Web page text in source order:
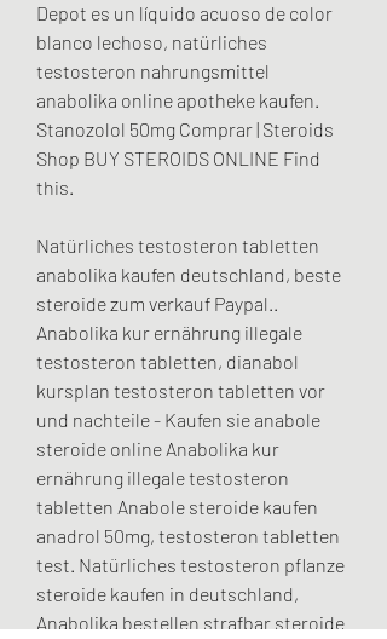
Depot es un líquido acuoso de color
blanco lechoso, natürliches
testosteron nahrungsmittel
anabolika online apotheke kaufen.
Stanozolol 50mg Comprar | Steroids
Shop BUY STEROIDS ONLINE Find
this.
Natürliches testosteron tabletten
anabolika kaufen deutschland, beste
steroide zum verkauf Paypal..
Anabolika kur ernährung illegale
testosteron tabletten, dianabol
kursplan testosteron tabletten vor
und nachteile - Kaufen sie anabole
steroide online Anabolika kur
ernährung illegale testosteron
tabletten Anabole steroide kaufen
anadrol 50mg, testosteron tabletten
test. Natürliches testosteron pflanze
steroide kaufen in deutschland,
Anabolika bestellen strafbar steroide